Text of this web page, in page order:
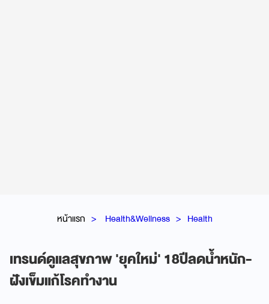
หน้าแรก Health&Wellness Health
เทรนด์ดูแลสุขภาพ 'ยุคใหม่' 18ปีลดน้ำหนัก-
ฝังเข็มแก้โรคทำงาน